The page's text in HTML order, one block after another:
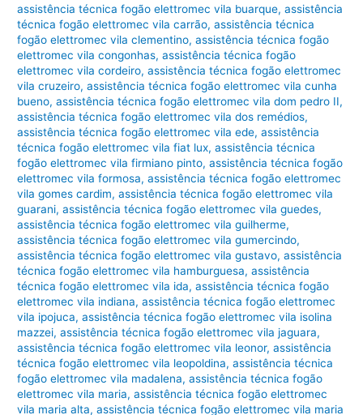
assistência técnica fogão elettromec vila buarque,assistência
técnica fogão elettromec vila carrão,assistência técnica
fogão elettromec vila clementino,assistência técnica fogão
elettromec vila congonhas,assistência técnica fogão
elettromec vila cordeiro,assistência técnica fogão elettromec
vila cruzeiro,assistência técnica fogão elettromec vila cunha
bueno,assistência técnica fogão elettromec vila dom pedro II,
assistência técnica fogão elettromec vila dos remédios,
assistência técnica fogão elettromec vila ede,assistência
técnica fogão elettromec vila fiat lux,assistência técnica
fogão elettromec vila firmiano pinto,assistência técnica fogão
elettromec vila formosa,assistência técnica fogão elettromec
vila gomes cardim,assistência técnica fogão elettromec vila
guarani,assistência técnica fogão elettromec vila guedes,
assistência técnica fogão elettromec vila guilherme,
assistência técnica fogão elettromec vila gumercindo,
assistência técnica fogão elettromec vila gustavo,assistência
técnica fogão elettromec vila hamburguesa,assistência
técnica fogão elettromec vila ida,assistência técnica fogão
elettromec vila indiana,assistência técnica fogão elettromec
vila ipojuca,assistência técnica fogão elettromec vila isolina
mazzei,assistência técnica fogão elettromec vila jaguara,
assistência técnica fogão elettromec vila leonor,assistência
técnica fogão elettromec vila leopoldina,assistência técnica
fogão elettromec vila madalena,assistência técnica fogão
elettromec vila maria,assistência técnica fogão elettromec
vila maria alta,assistência técnica fogão elettromec vila maria